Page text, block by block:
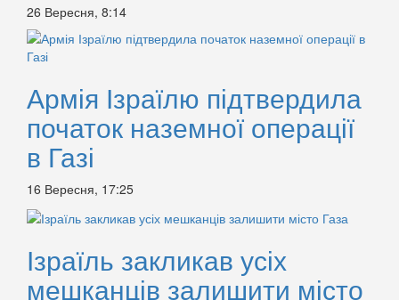
26 Вересня, 8:14
Армія Ізраїлю підтвердила
початок наземної операції
в Газі
16 Вересня, 17:25
Ізраїль закликав усіх
мешканців залишити місто